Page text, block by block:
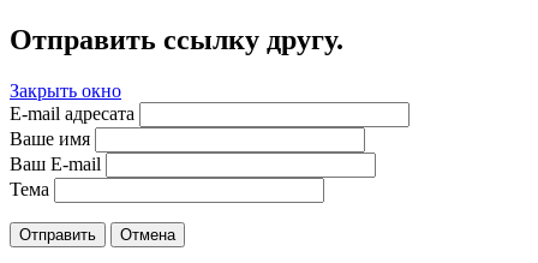
Отправить ссылку другу.
Закрыть окно
E-mail адресата
Ваше имя
Ваш E-mail
Тема
Отправить Отмена